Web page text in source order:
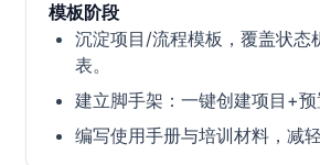
模板阶段
沉淀项目/流程模板，覆盖状态
表。
建立脚手架：一键创建项目+预
编写使用手册与培训材料，减轻